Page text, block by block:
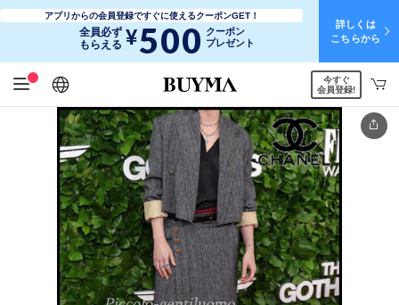
アプリからの会員登録ですぐに使えるクーポンGET！
全員必ず
もらえる ¥500 クーポン
プレゼント
詳しくは
こちらから
日本語
English
简体中文
繁體中文
今すぐ
会員登録!